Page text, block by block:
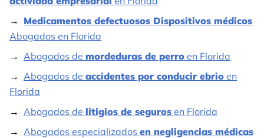
Medicamentos defectuosos Dispositivos médicos
Abogados en Florida
Abogados de mordeduras de perro en Florida
Abogados de accidentes por conducir ebrio en
Florida
Abogados de litigios de seguros en Florida
Abogados especializados en negligencias médicas